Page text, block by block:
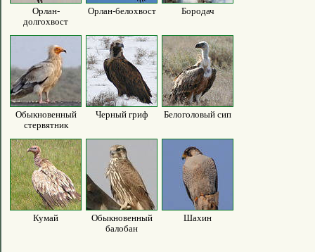
Орлан-
долгохвост
Орлан-белохвост Бородач
Обыкновенный
стервятник
Черный гриф Белоголовый сип
Кумай
Обыкновенный
балобан
Шахин